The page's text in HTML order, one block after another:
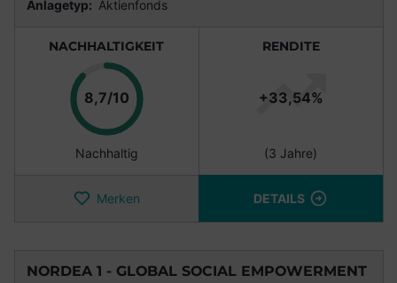
Anlagetyp: Aktienfonds
NACHHALTIGKEIT
8,7/10Punkte
Nachhaltig
RENDITE
+33,54%
(3 Jahre)
Merken DETAILS
NORDEA 1 - GLOBAL SOCIAL EMPOWERMENT